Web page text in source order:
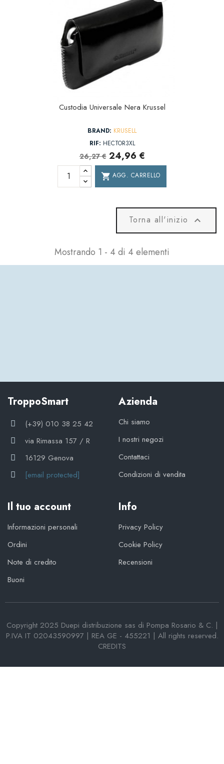
Custodia Universale Nera Krussel
BRAND: KRUSELL
RIF: HECTOR3XL
26,27 € 24,96 €
shopping_cart AGG. CARRELLO
Torna all'inizio 
Mostrando 1 - 4 di 4 elementi
TroppoSmart
(+39) 010 38 25 42
via Rimassa 157 / R
16129 Genova
[email protected]
Azienda
Chi siamo
I nostri negozi
Contattaci
Condizioni di vendita
Il tuo account
Informazioni personali
Ordini
Note di credito
Buoni
Info
Privacy Policy
Cookie Policy
Recensioni
Copyright 2025 Duepi distribuzione sas di Pompa Rosario & C. |
P.IVA IT 02043590997 | REA GE - 455221 | All rights reserved.
CREDITS